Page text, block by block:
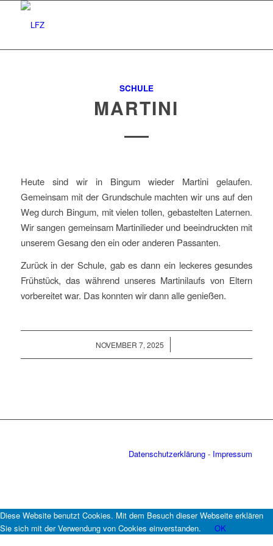
SCHULE
MARTINI
Heute sind wir in Bingum wieder Martini gelaufen.
Gemeinsam mit der Grundschule machten wir uns auf den
Weg durch Bingum, mit vielen tollen, gebastelten Laternen.
Wir sangen gemeinsam Martinilieder und beeindruckten mit
unserem Gesang den ein oder anderen Passanten.
Zurück in der Schule, gab es dann ein leckeres gesundes
Frühstück, das während unseres Martinilaufs von Eltern
vorbereitet war. Das konnten wir dann alle genießen.
NOVEMBER 7, 2025
/
Datenschutzerklärung - Impressum
Diese Website benutzt Cookies. Mit dem Besuch dieser Webseite erklären
Sie sich mit der Verwendung von Cookies einverstanden.
OK